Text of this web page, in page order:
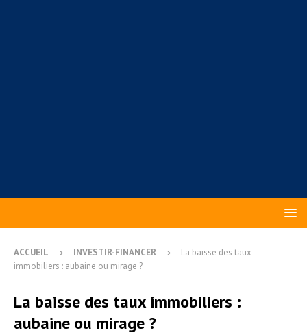
ACCUEIL INVESTIR-FINANCER
La baisse des taux
immobiliers : aubaine ou mirage ?
La baisse des taux immobiliers :
aubaine ou mirage ?